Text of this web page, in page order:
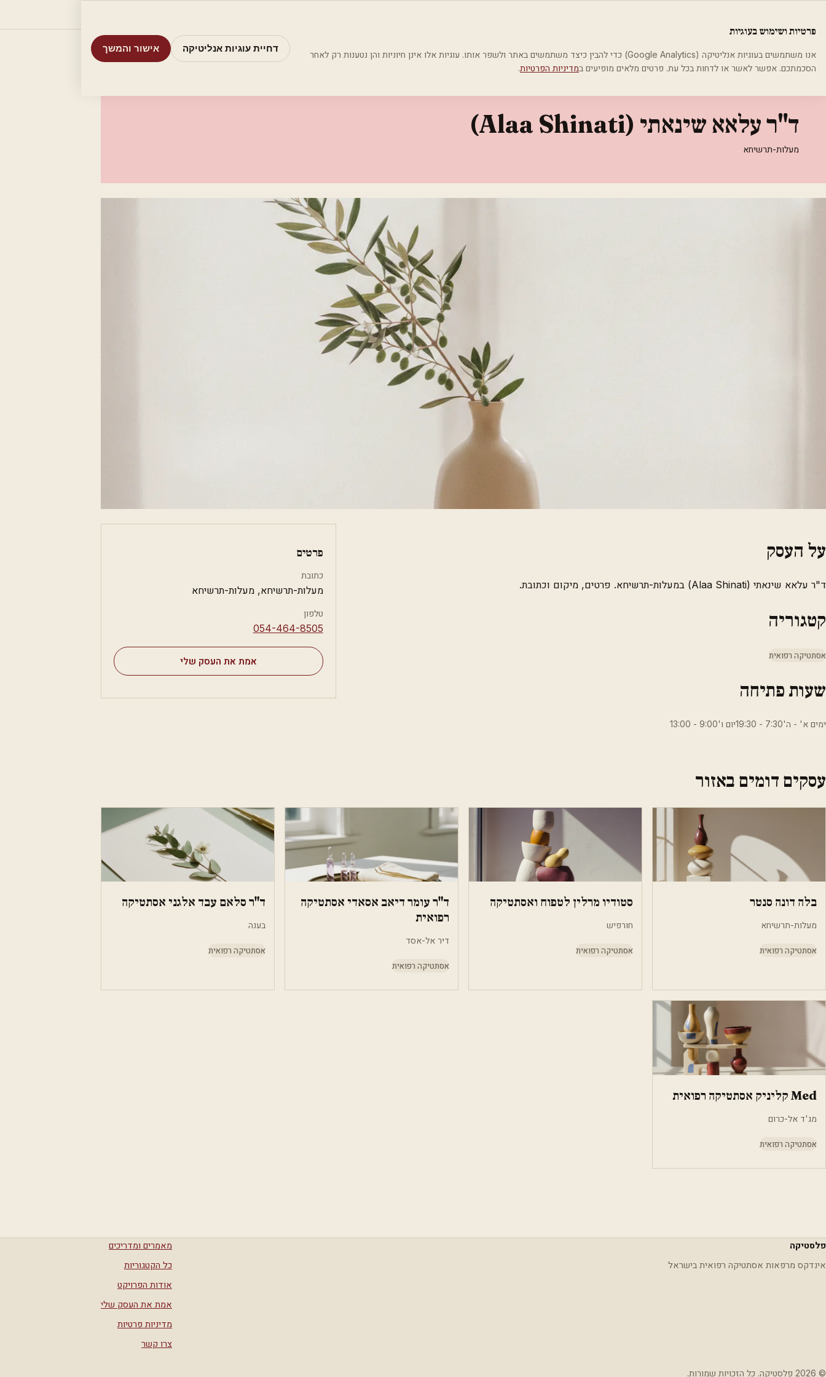
בית קטגוריות אסתטיקה רפואית
ד"ר עלאא שינאתי (Alaa Shinati)
מעלות-תרשיחא
על העסק
ד"ר עלאא שינאתי (Alaa Shinati) במעלות-תרשיחא. פרטים, מיקום וכתובת.
קטגוריה
אסתטיקה רפואית
שעות פתיחה
ימים א' - ה'7:30 - 19:30יום ו'9:00 - 13:00
פרטים
כתובת
מעלות-תרשיחא, מעלות-תרשיחא
טלפון
⁦054-464-8505⁩
אמת את העסק שלי
עסקים דומים באזור
בלה דונה סנטר
מעלות-תרשיחא
אסתטיקה רפואית
סטודיו מרלין לטפוח ואסתטיקה
חורפיש
אסתטיקה רפואית
ד"ר עומר דיאב אסאדי אסתטיקה
רפואית
דיר אל-אסד
אסתטיקה רפואית
ד"ר סלאם עבד אלגני אסתטיקה
בענה
אסתטיקה רפואית
Med קליניק אסתטיקה רפואית
מג'ד אל-כרום
אסתטיקה רפואית
פלסטיקה
אינדקס מרפאות אסתטיקה רפואית בישראל
מאמרים ומדריכים
כל הקטגוריות
אודות הפרויקט
אמת את העסק שלי
מדיניות פרטיות
צרו קשר
© 2026 פלסטיקה. כל הזכויות שמורות.
פרטיות ושימוש בעוגיות
אנו משתמשים בעוגיות אנליטיקה (Google Analytics) כדי להבין כיצד משתמשים באתר ולשפר אותו. עוגיות אלו אינן חיוניות והן נטענות רק לאחר
הסכמתכם. אפשר לאשר או לדחות בכל עת. פרטים מלאים מופיעים במדיניות הפרטיות.
דחיית עוגיות אנליטיקה אישור והמשך